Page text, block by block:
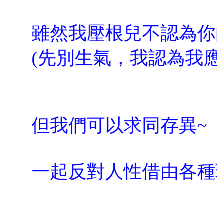
雖然我壓根兒不認為
(先別生氣，我認為我
但我們可以求同存異~
一起反對人性借由各